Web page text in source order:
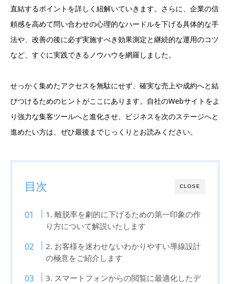
直結するポイントを詳しく紐解いていきます。さらに、企業の信
頼感を高めて問い合わせの心理的なハードルを下げる具体的な手
法や、改善の後に必ず実施すべき効果測定と継続的な運用のコツ
など、すぐに実践できるノウハウを網羅しました。
せっかく集めたアクセスを無駄にせず、確実な売上や成約へと結
びつけるためのヒントがここにあります。自社のWebサイトをよ
り強力な集客ツールへと進化させ、ビジネスを次のステージへと
進めたい方は、ぜひ最後までじっくりとお読みください。
CLOSE
目次
1. 離脱率を劇的に下げるための第一印象の作
り方について解説いたします
2. お客様を迷わせないわかりやすい導線設計
の極意をご紹介します
3. スマートフォンからの閲覧に最適化したデ